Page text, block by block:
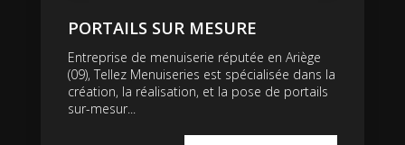
PORTAILS SUR MESURE
Entreprise de menuiserie réputée en Ariège
(09), Tellez Menuiseries est spécialisée dans la
création, la réalisation, et la pose de portails
sur-mesur...